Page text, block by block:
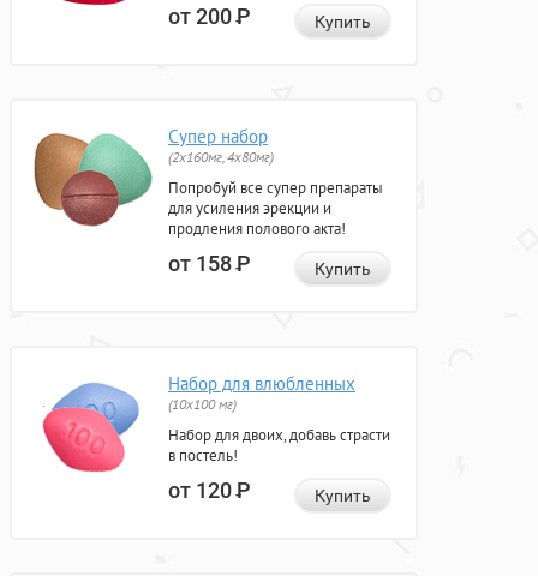
от 200Р Купить
Супер набор
(2х160мг, 4х80мг)
Попробуй все супер препараты
для усиления эрекции и
продления полового акта!
от 158Р Купить
Набор для влюбленных
(10х100 мг)
Набор для двоих, добавь страсти
в постель!
от 120Р Купить